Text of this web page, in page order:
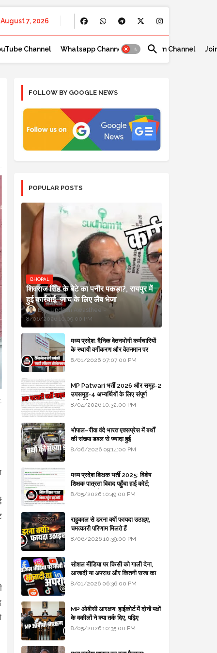
August 7, 2026
Channel Whatsapp Channel Telegram Channel
FOLLOW BY GOOGLE NEWS
POPULAR POSTS
BHOPAL
शिवराज सिंह के बेटे का पनीर पकड़ा?, रायपुर में
हुई कार्रवाई, जांच के लिए लैब भेजा
Updesh Awasthee
8/06/2026 10:09:00 PM
मध्य प्रदेश: दैनिक वेतनभोगी कर्मचारियों
के स्थायी वर्गीकरण और वेतनमान पर
सरकार का बड़ा स्पष्टीकरण
8/01/2026 07:07:00 PM
MP Patwari भर्ती 2026 और समूह-2
उपसमूह-4 अभ्यर्थियों के लिए संपूर्ण
मार्गदर्शिका
8/04/2026 10:32:00 PM
भोपाल–रीवा वंदे भारत एक्सप्रेस में बर्थों
की संख्या डबल से ज्यादा हुई
8/06/2026 09:14:00 PM
मध्य प्रदेश शिक्षक भर्ती 2025: विशेष
शिक्षक पात्रता विवाद पहुँचा हाई कोर्ट;
सरकार से माँगा जवाब
8/05/2026 10:49:00 PM
राहुकाल से डरना क्यों फायदा उठाइए,
चमत्कारी परिणाम मिलते हैं
8/06/2026 10:39:00 PM
सोशल मीडिया पर किसी को गाली देना,
आजादी या अपराध और कितनी सजा का
प्रावधान - free legal advice
8/01/2026 06:36:00 PM
MP ओबीसी आरक्षण: हाईकोर्ट में दोनों पक्षों
के वकीलों ने क्या तर्क दिए, पढ़िए
8/05/2026 10:35:00 PM